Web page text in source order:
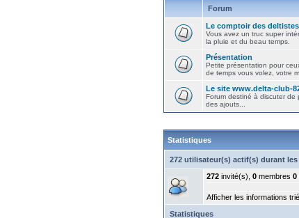
Forum
Le comptoir des deltistes
Vous avez un truc super
la pluie et du beau temps.
Présentation
Petite présentation pour
de temps vous volez, votre
Le site www.delta-club-
Forum destiné à discuter de
des ajouts...
Statistiques
272 utilisateur(s) actif(s) durant
272 invité(s), 0 membres 0
Afficher les informations
Statistiques